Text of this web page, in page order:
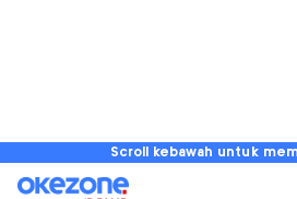
Scroll kebawah untuk